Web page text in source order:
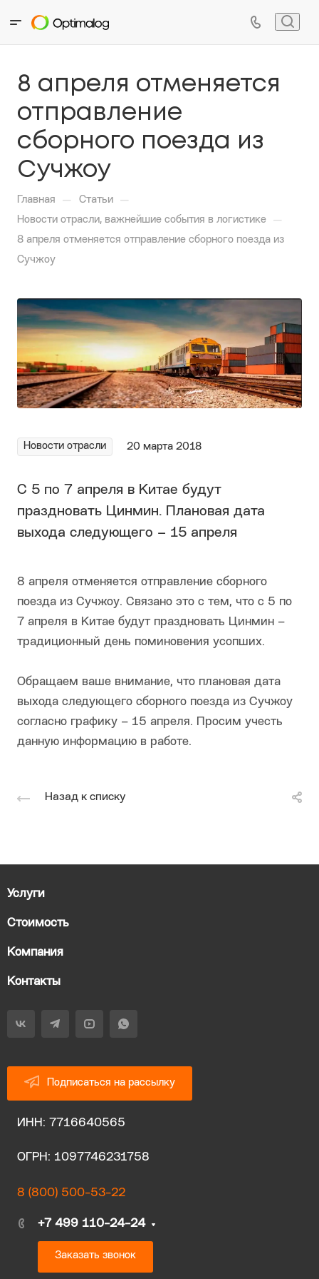
8 апреля отменяется
отправление
сборного поезда из
Сучжоу
Главная — Статьи —
Новости отрасли, важнейшие события в логистике —
8 апреля отменяется отправление сборного поезда из
Сучжоу
Новости отрасли 20 марта 2018
С 5 по 7 апреля в Китае будут
праздновать Цинмин. Плановая дата
выхода следующего – 15 апреля
8 апреля отменяется отправление сборного
поезда из Сучжоу. Связано это с тем, что с 5 по
7 апреля в Китае будут праздновать Цинмин –
традиционный день поминовения усопших.
​​​​​​​Обращаем ваше внимание, что плановая дата
выхода следующего сборного поезда из Сучжоу
согласно графику – 15 апреля. Просим учесть
данную информацию в работе.
Назад к списку
Услуги
Стоимость
Компания
Контакты
Подписаться на рассылку
ИНН: 7716640565
ОГРН: 1097746231758
8 (800) 500-53-22
+7 499 110-24-24
Заказать звонок